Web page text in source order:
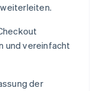
und vereinfacht
der